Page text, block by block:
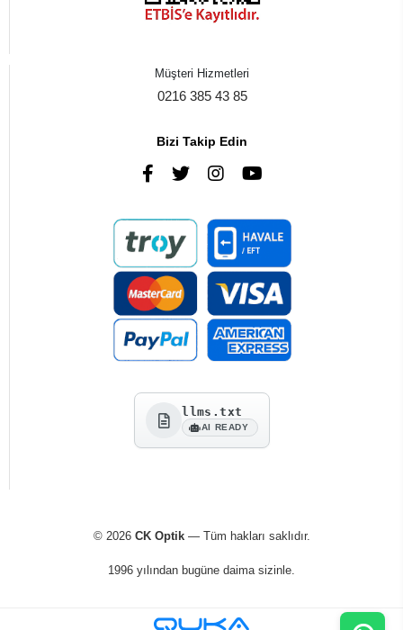
Müşteri Hizmetleri
0216 385 43 85
Bizi Takip Edin
llms.txt
AI READY
© 2026 CK Optik— Tüm hakları saklıdır.
1996 yılından bugüne daima sizinle.